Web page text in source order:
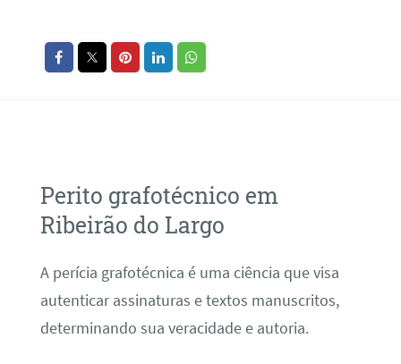
Perito grafotécnico em
Ribeirão do Largo
A perícia grafotécnica é uma ciência que visa
autenticar assinaturas e textos manuscritos,
determinando sua veracidade e autoria.